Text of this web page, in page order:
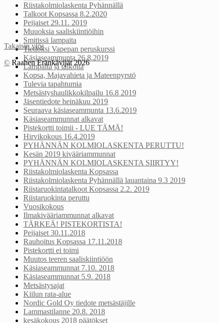
Riistakolmiolaskenta Pyhännällä
Talkoot Kopsassa 8.2.2020
Peijaiset 29.11. 2019
Muuoksia saaliskiintiöihin
Smitissä lampaita
Tiedoksi Vapepan peruskurssi
Käsiaseammunta 26.8.2019
Lampaita ja talkoita
Kopsa, Majavahieta ja Mateenpyrstö
Tulevia tapahtumia
Metsästyshaulikkokilpailu 16.8 2019
Jäsentiedote heinäkuu 2019
Seuraava käsiaseammunta 13.6.2019
Käsiaseammunnat alkavat
Pistekortti toimii - LUE TÄMÄ!
Hirvikokous 16.4.2019
PYHÄNNÄN KOLMIOLASKENTA PERUTTU!
Kesän 2019 kivääriammunnat
PYHÄNNÄN KOLMIOLASKENTA SIIRTYY!
Riistakolmiolaskenta Kopsassa
Riistakolmiolaskenta Pyhännällä lauantaina 9.3 2019
Riistaruokintatalkoot Kopsassa 2.2. 2019
Riistaruokinta peruttu
Vuosikokous
Ilmakivääriammunnat alkavat
TÄRKEÄ! PISTEKORTISTA!
Peijaiset 30.11.2018
Rauhoitus Kopsassa 17.11.2018
Pistekortti ei toimi
Muutos teeren saaliskiintiöön
Käsiaseammunnat 7.10. 2018
Käsiaseammunnat 5.9. 2018
Metsästysajat
Kiilun rata-alue
Nordic Gold Oy tiedote metsästäjille
Lammastilanne 20.8. 2018
kesäkokous 2018 päätökset
Takaisin ylös
© Raahen Eränkävijät 2026